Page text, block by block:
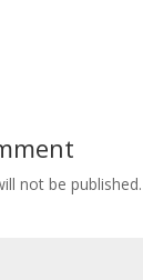
not be published.